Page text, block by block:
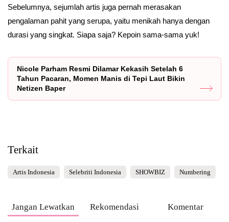
Sebelumnya, sejumlah artis juga pernah merasakan
pengalaman pahit yang serupa, yaitu menikah hanya dengan
durasi yang singkat. Siapa saja? Kepoin sama-sama yuk!
Nicole Parham Resmi Dilamar Kekasih Setelah 6
Tahun Pacaran, Momen Manis di Tepi Laut Bikin
Netizen Baper
Terkait
Artis Indonesia Selebriti Indonesia SHOWBIZ Numbering
Jangan Lewatkan Rekomendasi Komentar